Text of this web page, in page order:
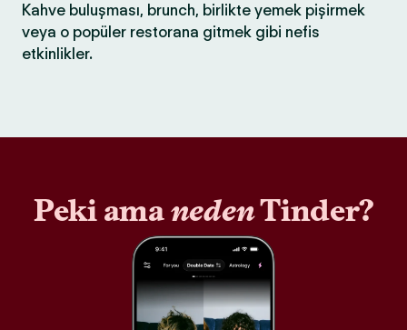
Kahve buluşması, brunch, birlikte yemek pişirmek
veya o popüler restorana gitmek gibi nefis
etkinlikler.
Peki amanedenTinder?